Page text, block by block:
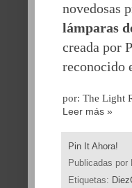
novedosas
lámparas
creada por
reconocido
por: The Light
Leer más »
Pin It Ahora!
Publicadas por
Etiquetas: